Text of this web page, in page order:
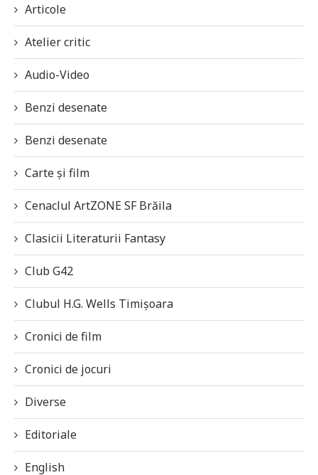
Articole
Atelier critic
Audio-Video
Benzi desenate
Benzi desenate
Carte și film
Cenaclul ArtZONE SF Brăila
Clasicii Literaturii Fantasy
Club G42
Clubul H.G. Wells Timișoara
Cronici de film
Cronici de jocuri
Diverse
Editoriale
English